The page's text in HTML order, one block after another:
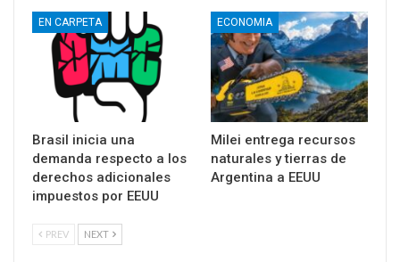
EN CARPETA
Brasil inicia una
demanda respecto a los
derechos adicionales
impuestos por EEUU
ECONOMIA
Milei entrega recursos
naturales y tierras de
Argentina a EEUU
PREV NEXT